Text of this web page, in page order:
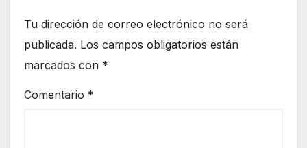
Tu dirección de correo electrónico no será
publicada. Los campos obligatorios están
marcados con *
Comentario *